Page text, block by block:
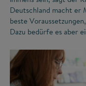
Deutschland macht er
beste
Dazu bedürfe es aber